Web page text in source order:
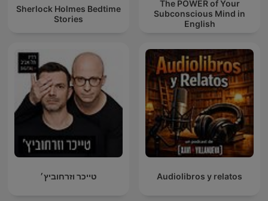
Sherlock Holmes Bedtime
Stories
The POWER of Your
Subconscious Mind in
English
טייכר וזרחוביץ׳ Audiolibros y relatos